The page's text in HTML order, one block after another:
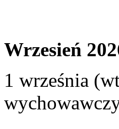
Wrzesień
1 września